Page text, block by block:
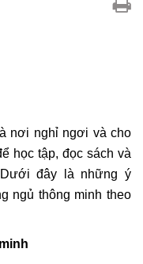
nơi nghỉ ngơi và cho
học tập, đọc sách và
đây là những ý
ngủ thông minh theo